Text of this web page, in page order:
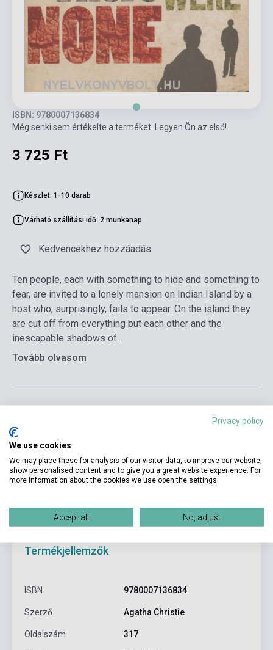
ISBN: 9780007136834
Még senki sem értékelte a terméket. Legyen Ön az első!
3 725 Ft
Készlet: 1-10 darab
Várható szállítási idő: 2 munkanap
Kedvencekhez hozzáadás
Ten people, each with something to hide and something to
fear, are invited to a lonely mansion on Indian Island by a
host who, surprisingly, fails to appear. On the island they
are cut off from everything but each other and the
inescapable shadows of...
Tovább olvasom
Kosárba
Termékjellemzők
ISBN 9780007136834
Szerző Agatha Christie
Oldalszám 317
Privacy policy
We use cookies
We may place these for analysis of our visitor data, to improve our website,
show personalised content and to give you a great website experience. For
more information about the cookies we use open the settings.
Accept all No, adjust